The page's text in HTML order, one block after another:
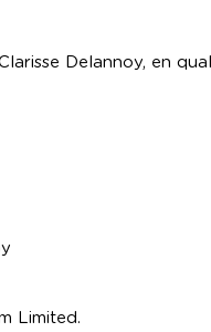
Delannoy, en
Limited.